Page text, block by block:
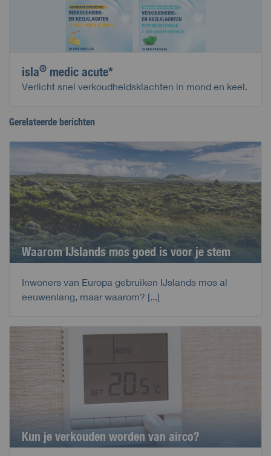
isla® medic acute*
Verlicht snel verkoudheidsklachten in mond en keel.
Gerelateerde berichten
Waarom IJslands mos goed is voor je stem
Inwoners van Europa gebruiken IJslands mos al
eeuwenlang, maar waarom? [...]
Kun je verkouden worden van airco?